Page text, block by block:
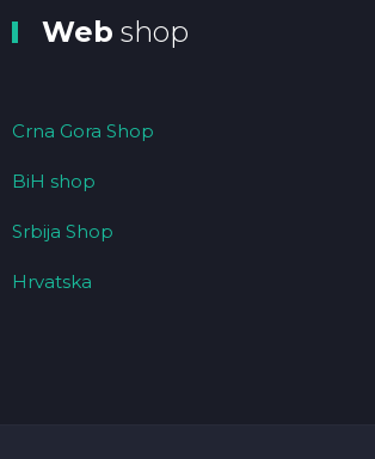
Web shop
Crna Gora Shop
BiH shop
Srbija Shop
Hrvatska